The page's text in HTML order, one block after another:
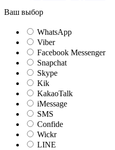
Ваш выбор
WhatsApp
Viber
Facebook Messenger
Snapchat
Skype
Kik
KakaoTalk
iMessage
SMS
Confide
Wickr
LINE